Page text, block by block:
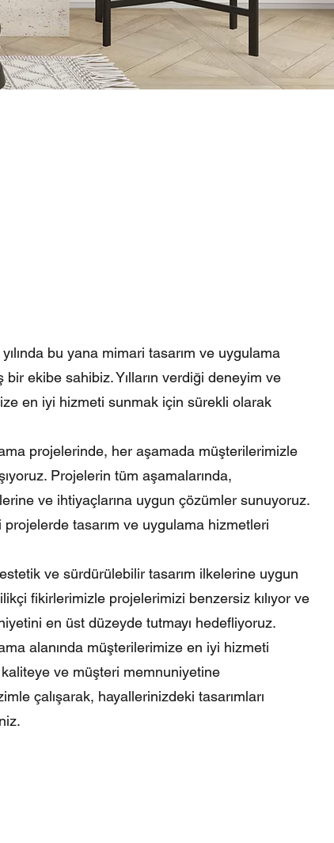
bu yana mimari tasarım ve uygulama
bir ekibe sahibiz. Yılların verdiği deneyim ve
en iyi hizmeti sunmak için sürekli olarak
projelerinde, her aşamada müşterilerimizle
Projelerin tüm aşamalarında,
ve ihtiyaçlarına uygun çözümler sunuyoruz.
tasarım ve uygulama hizmetleri
ve sürdürülebilir tasarım ilkelerine uygun
fikirlerimizle projelerimizi benzersiz kılıyor ve
en üst düzeyde tutmayı hedefliyoruz.
alanında müşterilerimize en iyi hizmeti
ve müşteri memnuniyetine
çalışarak, hayallerinizdeki tasarımları